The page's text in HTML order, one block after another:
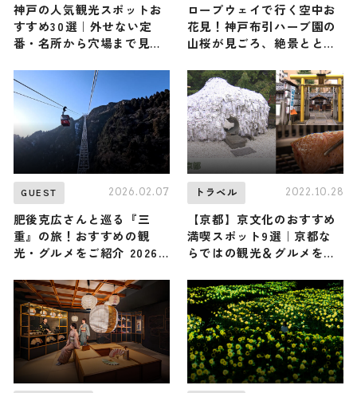
神戸の人気観光スポットお
すすめ30選｜外せない定
番・名所から穴場まで見ど
ロープウェイで行く空中お
花見！神戸布引ハーブ園の
山桜が見ごろ、絶景ととも
兵庫県神戸市
GUEST 2026.02.07
肥後克広さんと巡る『三
重』の旅！おすすめの観
光・グルメをご紹介 2026
トラベル 2022.10.28
【京都】京文化のおすすめ
満喫スポット9選｜京都な
らではの観光＆グルメを味